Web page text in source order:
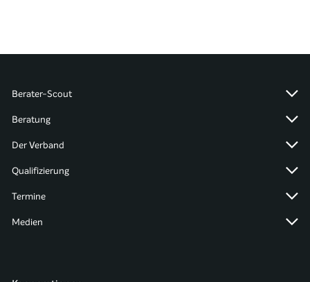
Berater-Scout
Beratung
Der Verband
Qualifizierung
Termine
Medien